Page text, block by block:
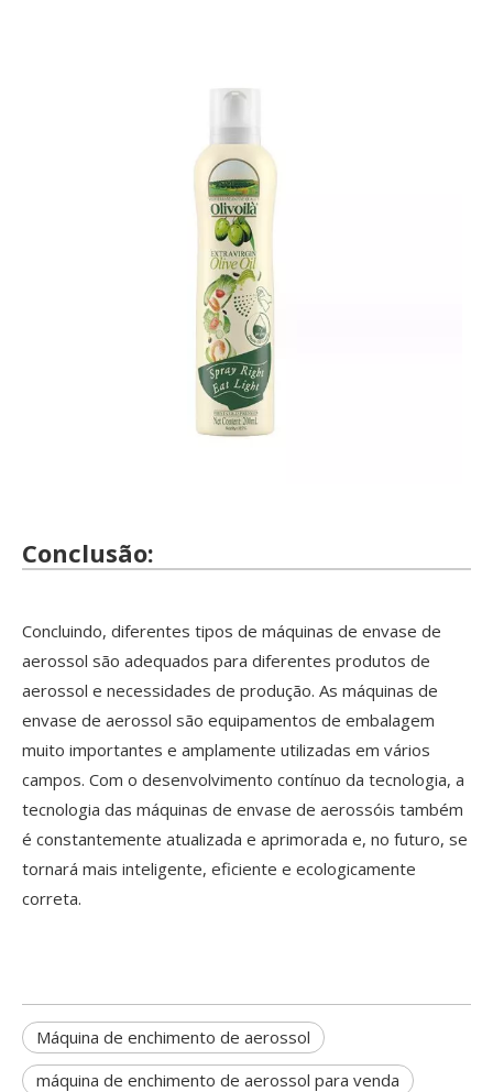
Conclusão:
Concluindo, diferentes tipos de máquinas de envase de
aerossol são adequados para diferentes produtos de
aerossol e necessidades de produção. As máquinas de
envase de aerossol são equipamentos de embalagem
muito importantes e amplamente utilizadas em vários
campos. Com o desenvolvimento contínuo da tecnologia, a
tecnologia das máquinas de envase de aerossóis também
é constantemente atualizada e aprimorada e, no futuro, se
tornará mais inteligente, eficiente e ecologicamente
correta.
Máquina de enchimento de aerossol
máquina de enchimento de aerossol para venda